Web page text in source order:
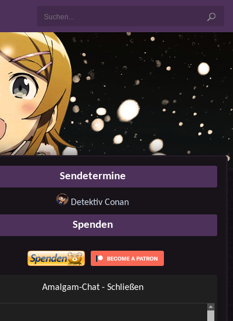
Sendetermine
Detektiv Conan
Spenden
Amalgam-Chat - Schließen